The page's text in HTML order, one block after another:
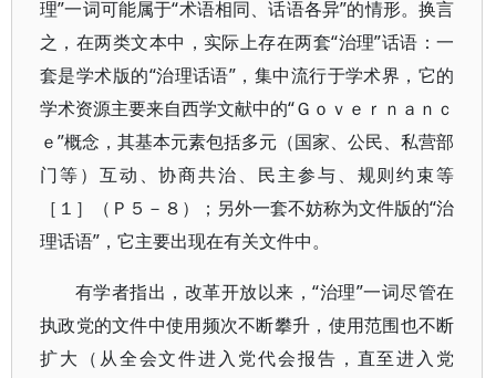
理”一词可能属于“术语相同、话语各异”的情形。换言
之，在两类文本中，实际上存在两套“治理”话语：一
套是学术版的“治理话语”，集中流行于学术界，它的
学术资源主要来自西学文献中的“Ｇｏｖｅｒｎａｎｃ
ｅ”概念，其基本元素包括多元（国家、公民、私营部
门等）互动、协商共治、民主参与、规则约束等
［１］（Ｐ５－８）；另外一套不妨称为文件版的“治
理话语”，它主要出现在有关文件中。
有学者指出，改革开放以来，“治理”一词尽管在
执政党的文件中使用频次不断攀升，使用范围也不断
扩大（从全会文件进入党代会报告，直至进入党